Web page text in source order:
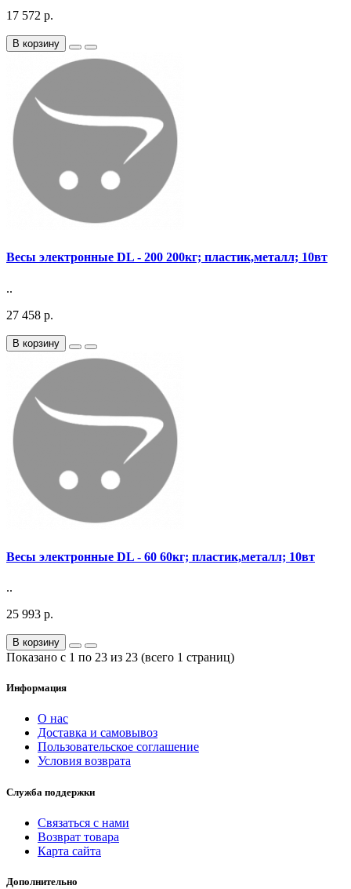
17 572 р.
В корзину
Весы электронные DL - 200 200кг; пластик,металл; 10вт
..
27 458 р.
В корзину
Весы электронные DL - 60 60кг; пластик,металл; 10вт
..
25 993 р.
В корзину
Показано с 1 по 23 из 23 (всего 1 страниц)
Информация
О нас
Доставка и самовывоз
Пользовательское соглашение
Условия возврата
Служба поддержки
Связаться с нами
Возврат товара
Карта сайта
Дополнительно